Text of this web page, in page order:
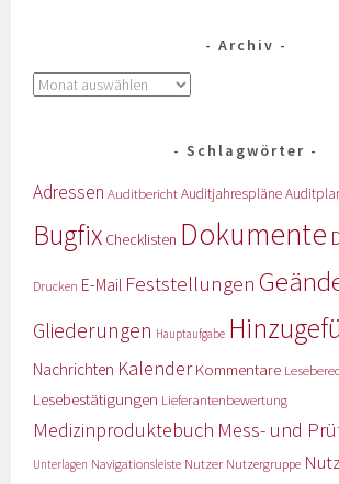
Archiv
Schlagwörter
Adressen AuditberichtAuditjahrespläne
Bugfix Checklisten Dokumente
Drucken E-Mail Feststellungen
Gliederungen Hauptaufgabe
Nachrichten KalenderKommentare
Lesebestätigungen Lieferantenbewertung
Medizinproduktebuch Mess- und
Unterlagen Navigationsleiste Nutzer Nutzergruppe